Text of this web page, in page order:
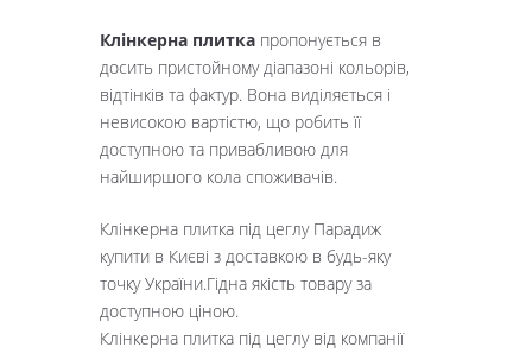
Клінкерна плитка пропонується в
досить пристойному діапазоні кольорів,
відтінків та фактур. Вона виділяється і
невисокою вартістю, що робить її
доступною та привабливою для
найширшого кола споживачів.
Клінкерна плитка під цеглу Парадиж
купити в Києві з доставкою в будь-яку
точку України.Гідна якість товару за
доступною ціною.
Клінкерна плитка під цеглу від компанії